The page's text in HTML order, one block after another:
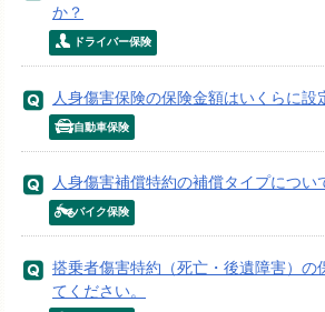
か？
ドライバー保険
人身傷害保険の保険金額はいくらに設
自動車保険
人身傷害補償特約の補償タイプについ
バイク保険
搭乗者傷害特約（死亡・後遺障害）の
てください。